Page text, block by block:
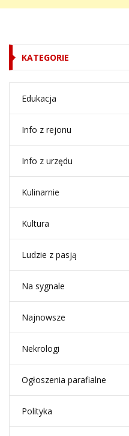
KATEGORIE
Edukacja
Info z rejonu
Info z urzędu
Kulinarnie
Kultura
Ludzie z pasją
Na sygnale
Najnowsze
Nekrologi
Ogłoszenia parafialne
Polityka